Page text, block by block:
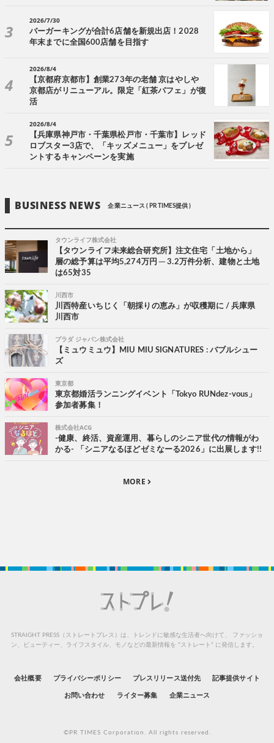
2026/7/30
バーガーキングが合計6店舗を新規出店！2028
年末までに全国600店舗を目指す
2026/8/4
【京都府京都市】創業273年の老舗 京はやしや
京都店がリニューアル。限定「紅茶パフェ」が復
活
2026/8/4
【兵庫県神戸市・千葉県松戸市・千葉市】レッド
ロブスター3店で、「キッズメニュー」をプレゼ
ントするキャンペーンを実施
BUSINESS NEWS 企業ニュース ( PR TIMES提供 )
タウンライフ株式会社
【タウンライフ未来総合研究所】注文住宅「土地から」
層の総予算は平均5,274万円 ─ 3.2万件分析、建物と土地
は65対35
川西市
川西特産いちじく「朝採りの恵み」が収穫期に / 兵庫県
川西市
プラダ ジャパン株式会社
【ミュウミュウ】MIU MIU SIGNATURES : バブルシュー
ズ
東京都
東京都婚活ランニングイベント「Tokyo RUNdez-vous」
参加者募集！
株式会社ACG
-健康、終活、資産運用、暮らしのシニア世代の情報がわ
かる- 「シニアなるほどゼミなーる2026」に出展します!!
MORE
STRAIGHT PRESS（ストレートプレス）は、トレンドに敏感な生活者へ向けて、
ファッショ
ン、ビューティー、ライフスタイル、モノなどの最新情報を “ストレート” に発信します。
会社概要 プライバシーポリシー プレスリリース送付先 記事提供サイト
お問い合わせ ライター募集 企業ニュース
©PR TIMES Corporation. All rights reserved.